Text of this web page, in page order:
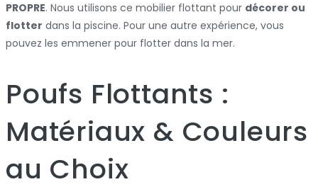
PROPRE. Nous utilisons ce mobilier flottant pour décorer ou
flotter dans la piscine. Pour une autre expérience, vous
pouvez les emmener pour flotter dans la mer.
Poufs Flottants :
Matériaux & Couleurs
au Choix